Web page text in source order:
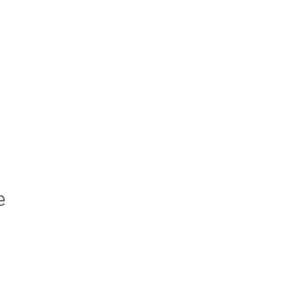
наследника мужского
увлекается
но та не согласна на роль